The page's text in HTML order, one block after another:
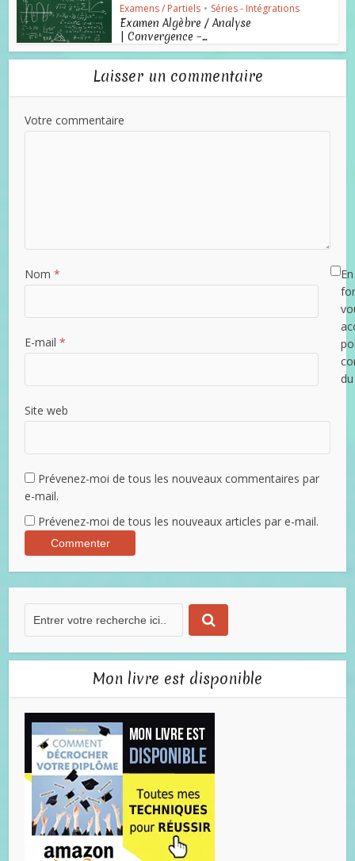
Examens / Partiels • Séries - Intégrations
Examen Algèbre / Analyse
| Convergence –...
Laisser un commentaire
Votre commentaire
Nom *
E-mail *
Site web
Prévenez-moi de tous les nouveaux commentaires par
e-mail.
Prévenez-moi de tous les nouveaux articles par e-mail.
Mon livre est disponible